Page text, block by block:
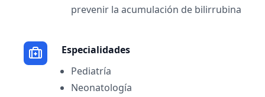
prevenir la acumulación de bilirrubina
Especialidades
Pediatría
Neonatología